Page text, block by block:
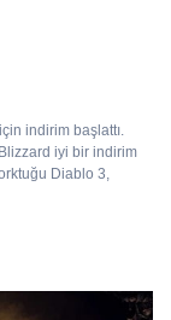
indirim başlattı.
iyi bir indirim
Diablo 3,